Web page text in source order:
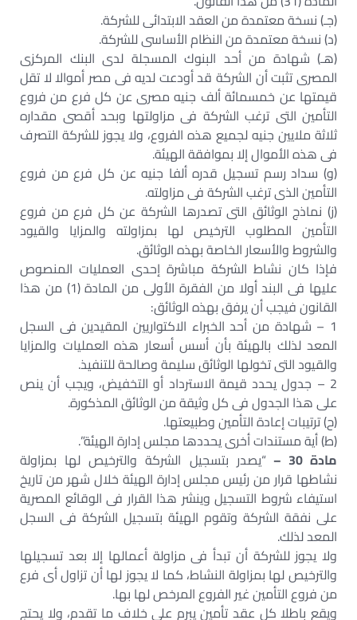
(جـ) نسخة معتمدة من العقد الابتدائى للشركة.
(د) نسخة معتمدة من النظام الأساسى للشركة.
(هـ) شهادة من أحد البنوك المسجلة لدى البنك المركزى
المصرى تثبت أن الشركة قد أودعت لديه فى مصر أموالا لا تقل
قيمتها عن خمسمائة ألف جنيه مصرى عن كل فرع من فروع
التأمين التى ترغب الشركة فى مزاولتها وبحد أقصى مقداره
ثلاثة ملايين جنيه لجميع هذه الفروع، ولا يجوز للشركة التصرف
فى هذه الأموال إلا بموافقة الهيئة.
(و) سداد رسم تسجيل قدره ألفا جنيه عن كل فرع من فروع
التأمين الذى ترغب الشركة فى مزاولته.
(ز) نماذج الوثائق التى تصدرها الشركة عن كل فرع من فروع
التأمين المطلوب الترخيص لها بمزاولته والمزايا والقيود
والشروط والأسعار الخاصة بهذه الوثائق.
فإذا كان نشاط الشركة مباشرة إحدى العمليات المنصوص
عليها فى البند أولا من الفقرة الأولى من المادة (1) من هذا
القانون فيجب أن يرفق بهذه الوثائق:
1 – شهادة من أحد الخبراء الاكتواريين المقيدين فى السجل
المعد لذلك بالهيئة بأن أسس أسعار هذه العمليات والمزايا
والقيود التى تخولها الوثائق سليمة وصالحة للتنفيذ.
2 – جدول يحدد قيمة الاسترداد أو التخفيض، ويجب أن ينص
على هذا الجدول فى كل وثيقة من الوثائق المذكورة.
(ح) ترتيبات إعادة التأمين وطبيعتها.
(ط) أية مستندات أخرى يحددها مجلس إدارة الهيئة”.
مادة 30 –
“يصدر بتسجيل الشركة والترخيص لها بمزاولة
نشاطها قرار من رئيس مجلس إدارة الهيئة خلال شهر من تاريخ
استيفاء شروط التسجيل وينشر هذا القرار فى الوقائع المصرية
على نفقة الشركة وتقوم الهيئة بتسجيل الشركة فى السجل
المعد لذلك.
ولا يجوز للشركة أن تبدأ فى مزاولة أعمالها إلا بعد تسجيلها
والترخيص لها بمزاولة النشاط، كما لا يجوز لها أن تزاول أى فرع
من فروع التأمين غير الفروع المرخص لها بها.
ويقع باطلا كل عقد تأمين يبرم على خلاف ما تقدم، ولا يحتج